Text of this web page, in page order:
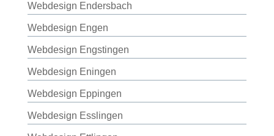
Webdesign Endersbach
Webdesign Engen
Webdesign Engstingen
Webdesign Eningen
Webdesign Eppingen
Webdesign Esslingen